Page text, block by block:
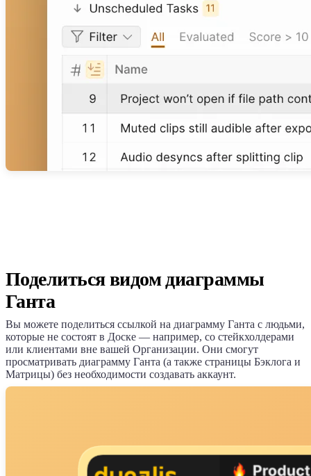
Поделиться видом диаграммы
Ганта
Вы можете поделиться ссылкой на диаграмму Ганта с людьми,
которые не состоят в Доске — например, со стейкхолдерами
или клиентами вне вашей Организации. Они смогут
просматривать диаграмму Ганта (а также страницы Бэклога и
Матрицы) без необходимости создавать аккаунт.